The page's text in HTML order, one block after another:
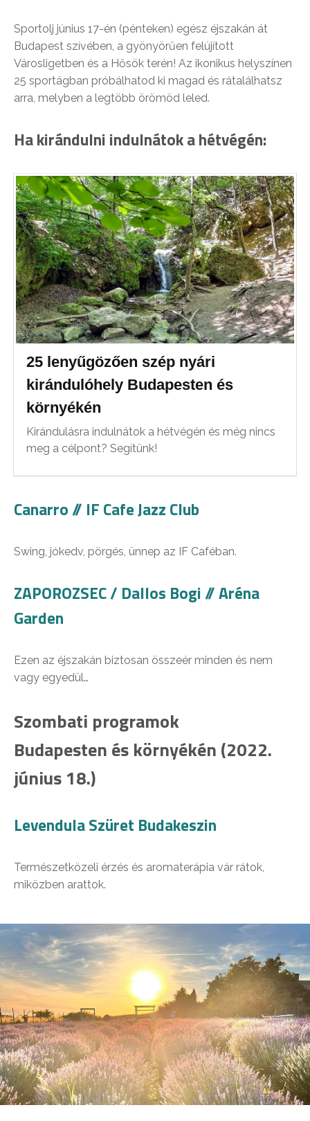
Sportolj június 17-én (pénteken) egész éjszakán át
Budapest szívében, a gyönyörűen felújított
Városligetben és a Hősök terén! Az ikonikus helyszínen
25 sportágban próbálhatod ki magad és rátalálhatsz
arra, melyben a legtöbb örömöd leled.
Ha kirándulni indulnátok a hétvégén:
25 lenyűgözően szép nyári
kirándulóhely Budapesten és
környékén
Kirándulásra indulnátok a hétvégén és még nincs
meg a célpont? Segítünk!
Canarro // IF Cafe Jazz Club
Swing, jókedv, pörgés, ünnep az IF Caféban.
ZAPOROZSEC / Dallos Bogi //Aréna
Garden
Ezen az éjszakán biztosan összeér minden és nem
vagy egyedül…
Szombati programok
Budapesten és környékén (2022.
június 18.)
Levendula Szüret Budakeszin
Természetközeli érzés és aromaterápia vár rátok,
miközben arattok.